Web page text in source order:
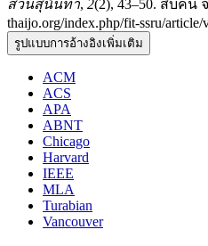
สวนสุนันทา, 2(2), 43–50. สืบค้น
thaijo.org/index.php/fit-ssru/article/
รูปแบบการอ้างอิงเพิ่มเติม
ACM
ACS
APA
ABNT
Chicago
Harvard
IEEE
MLA
Turabian
Vancouver